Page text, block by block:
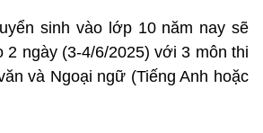
sinh vào lớp 10 năm nay sẽ
ngày (3-4/6/2025) với 3 môn thi
và Ngoại ngữ (Tiếng Anh hoặc